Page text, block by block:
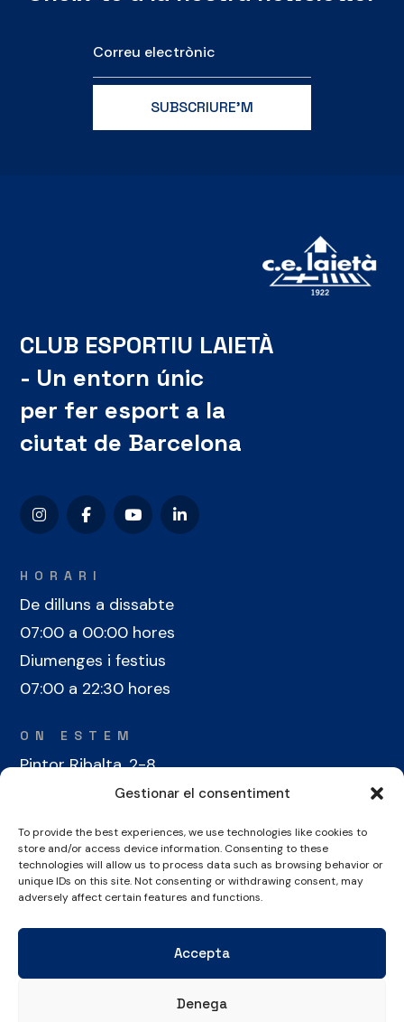
Gestionar el consentiment
To provide the best experiences, we use technologies like cookies to
store and/or access device information. Consenting to these
technologies will allow us to process data such as browsing behavior or
unique IDs on this site. Not consenting or withdrawing consent, may
adversely affect certain features and functions.
Accepta
Denega
CLUB ESPORTIU LAIETÀ
- Un entorn únic
per fer esport a la
ciutat de Barcelona
HORARI
De dilluns a dissabte
07:00 a 00:00 hores
Diumenges i festius
07:00 a 22:30 hores
ON ESTEM
Pintor Ribalta, 2-8
08028 Barcelona
CONTACTE
+34 934 486 350
cel@laieta.cat